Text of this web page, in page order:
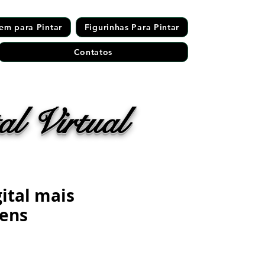
para Pintar Figurinhas Para Pintar
Contatos
Virtual
mais